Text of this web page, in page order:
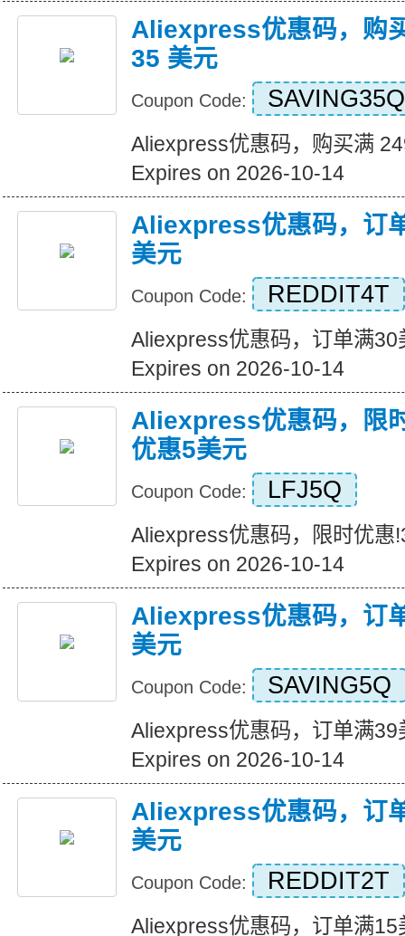
Aliexpress优惠码，购
35 美元
Coupon Code: SAVING35Q
Aliexpress优惠码，购买满
Expires on 2026-10-14
Aliexpress优惠码，订
美元
Coupon Code: REDDIT4T
Aliexpress优惠码，订单满30
Expires on 2026-10-14
Aliexpress优惠码，限
优惠5美元
Coupon Code: LFJ5Q
Aliexpress优惠码，限时优惠
Expires on 2026-10-14
Aliexpress优惠码，订
美元
Coupon Code: SAVING5Q
Aliexpress优惠码，订单满39
Expires on 2026-10-14
Aliexpress优惠码，订
美元
Coupon Code: REDDIT2T
Aliexpress优惠码，订单满15